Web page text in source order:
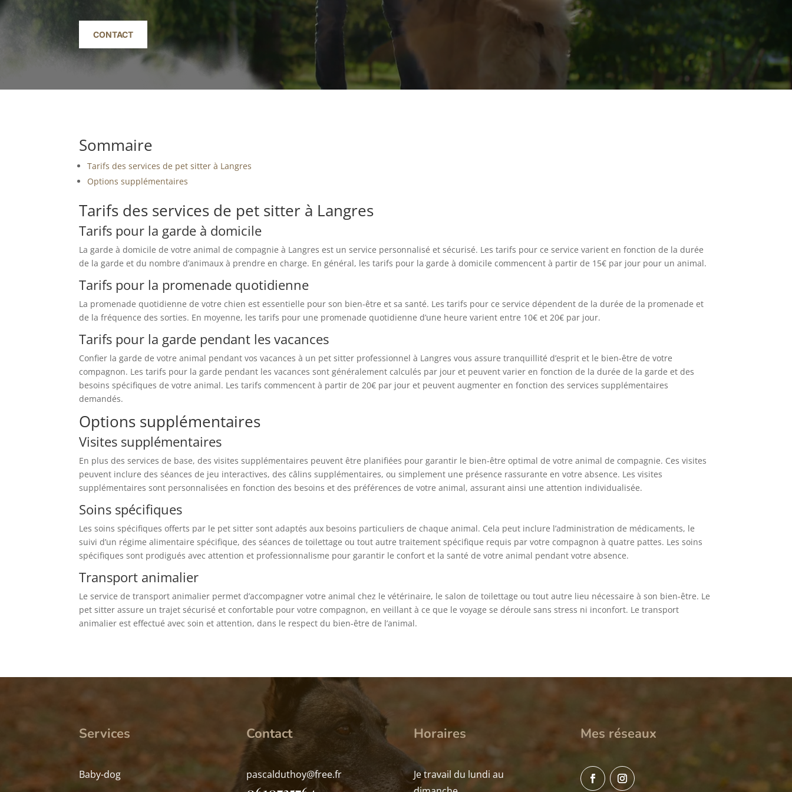
CONTACT
Sommaire
Tarifs des services de pet sitter à Langres
Options supplémentaires
Tarifs des services de pet sitter à Langres
Tarifs pour la garde à domicile
La garde à domicile de votre animal de compagnie à Langres est un service personnalisé et sécurisé. Les tarifs pour ce service varient en fonction de la durée
de la garde et du nombre d’animaux à prendre en charge. En général, les tarifs pour la garde à domicile commencent à partir de 15€ par jour pour un animal.
Tarifs pour la promenade quotidienne
La promenade quotidienne de votre chien est essentielle pour son bien-être et sa santé. Les tarifs pour ce service dépendent de la durée de la promenade et
de la fréquence des sorties. En moyenne, les tarifs pour une promenade quotidienne d’une heure varient entre 10€ et 20€ par jour.
Tarifs pour la garde pendant les vacances
Confier la garde de votre animal pendant vos vacances à un pet sitter professionnel à Langres vous assure tranquillité d’esprit et le bien-être de votre
compagnon. Les tarifs pour la garde pendant les vacances sont généralement calculés par jour et peuvent varier en fonction de la durée de la garde et des
besoins spécifiques de votre animal. Les tarifs commencent à partir de 20€ par jour et peuvent augmenter en fonction des services supplémentaires
demandés.
Options supplémentaires
Visites supplémentaires
En plus des services de base, des visites supplémentaires peuvent être planifiées pour garantir le bien-être optimal de votre animal de compagnie. Ces visites
peuvent inclure des séances de jeu interactives, des câlins supplémentaires, ou simplement une présence rassurante en votre absence. Les visites
supplémentaires sont personnalisées en fonction des besoins et des préférences de votre animal, assurant ainsi une attention individualisée.
Soins spécifiques
Les soins spécifiques offerts par le pet sitter sont adaptés aux besoins particuliers de chaque animal. Cela peut inclure l’administration de médicaments, le
suivi d’un régime alimentaire spécifique, des séances de toilettage ou tout autre traitement spécifique requis par votre compagnon à quatre pattes. Les soins
spécifiques sont prodigués avec attention et professionnalisme pour garantir le confort et la santé de votre animal pendant votre absence.
Transport animalier
Le service de transport animalier permet d’accompagner votre animal chez le vétérinaire, le salon de toilettage ou tout autre lieu nécessaire à son bien-être. Le
pet sitter assure un trajet sécurisé et confortable pour votre compagnon, en veillant à ce que le voyage se déroule sans stress ni inconfort. Le transport
animalier est effectué avec soin et attention, dans le respect du bien-être de l’animal.
Services
Baby-dog
Contact
pascalduthoy@free.fr
Horaires
Je travail du lundi au
Mes réseaux